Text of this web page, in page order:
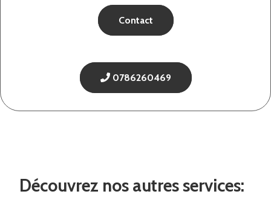
Contact
0786260469
Découvrez nos autres services: